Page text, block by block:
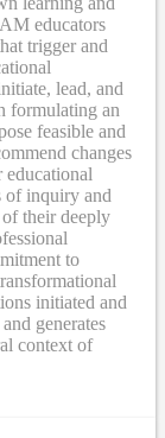
educators
trigger and
lead, and
formulating an
feasible and
changes
educational
of inquiry and
their deeply
to
initiated and
generates
context of